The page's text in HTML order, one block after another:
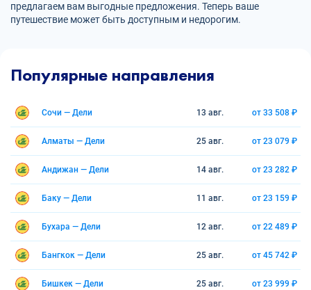
предлагаем вам выгодные предложения. Теперь ваше
путешествие может быть доступным и недорогим.
Популярные направления
Сочи — Дели 13 авг. от 33 508 ₽
Алматы — Дели 25 авг. от 23 079 ₽
Андижан — Дели 14 авг. от 23 282 ₽
Баку — Дели 11 авг. от 23 159 ₽
Бухара — Дели 12 авг. от 22 489 ₽
Бангкок — Дели 25 авг. от 45 742 ₽
Бишкек — Дели 25 авг. от 23 999 ₽